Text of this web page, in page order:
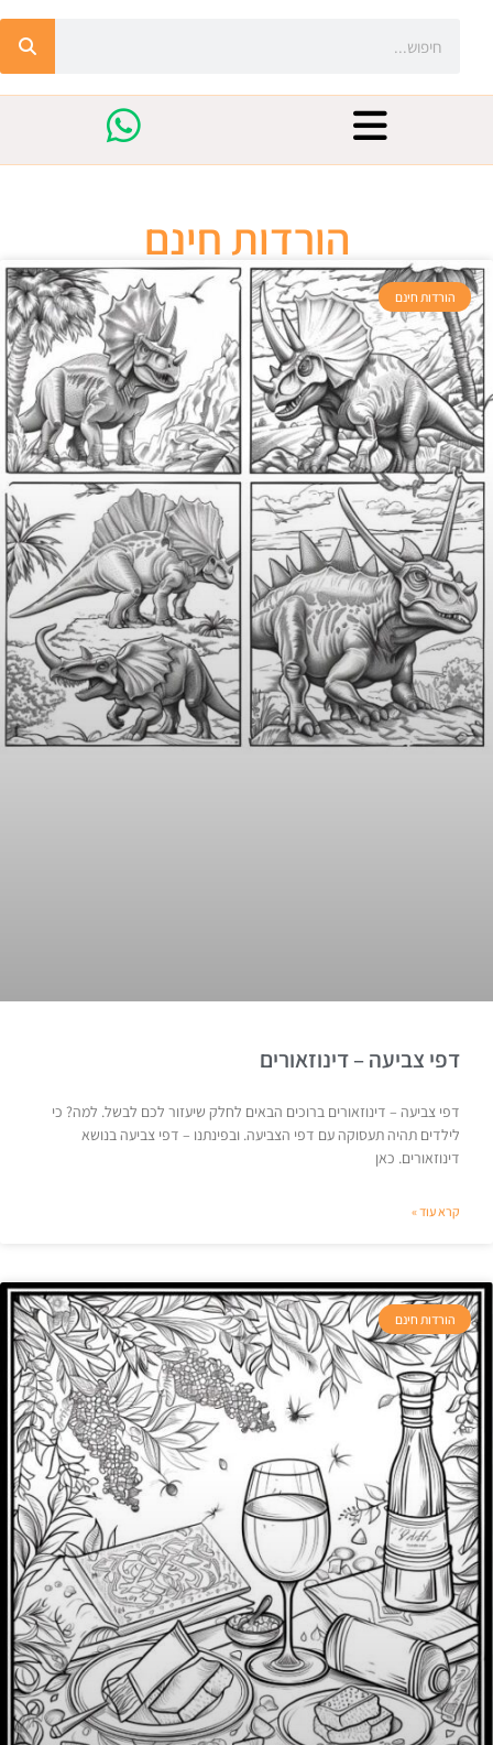
הורדות חינם
הורדות חינם
דפי צביעה – דינוזאורים
דפי צביעה – דינוזאורים ברוכים הבאים לחלק שיעזור לכם לבשל. למה? כי
לילדים תהיה תעסוקה עם דפי הצביעה. ובפינתנו – דפי צביעה בנושא
דינוזאורים. כאן
קרא עוד »
הורדות חינם